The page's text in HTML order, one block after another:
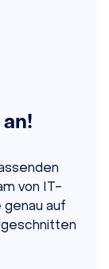
von IT-
auf